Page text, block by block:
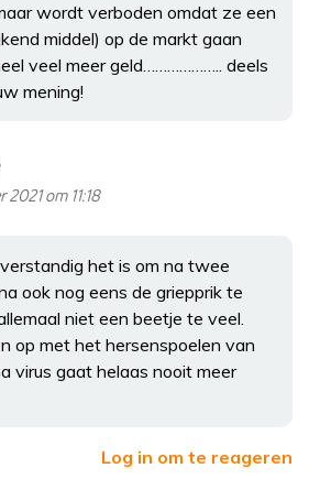
wordt verboden omdat ze een
middel) op de markt gaan
veel meer geld……………….. deels
mening!
om 11:18
het is om na twee
ook nog eens de griepprik te
niet een beetje te veel.
op met het hersenspoelen van
virus gaat helaas nooit meer
Log in om te reageren